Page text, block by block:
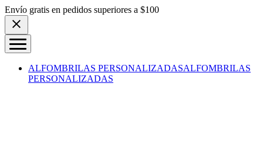
Skip to content
Envío gratis en pedidos superiores a $100
ALFOMBRILAS PERSONALIZADASALFOMBRILAS
PERSONALIZADAS